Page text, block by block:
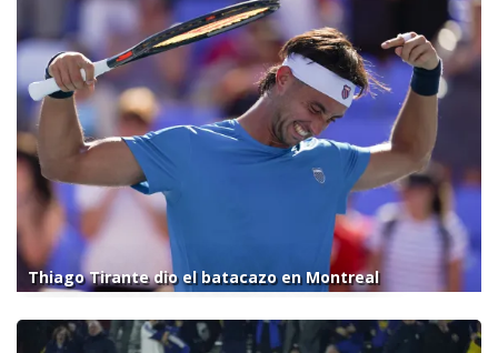
Thiago Tirante dio el batacazo en Montreal